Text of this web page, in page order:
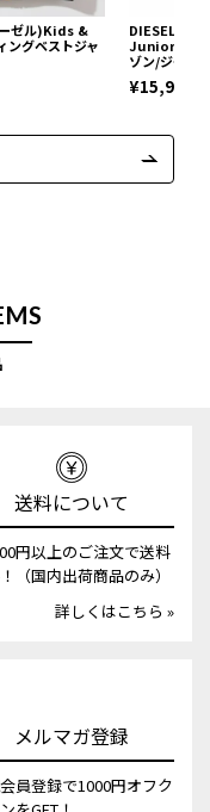
ゼル)Kids &
グベストジャ
DIESEL(デ
Junior フー
ゾン/ジャケ
¥15,972
送料について
円以上のご注文で送料
（国内出荷商品のみ）
詳しくはこちら »
メルマガ登録
員登録で1000円オフク